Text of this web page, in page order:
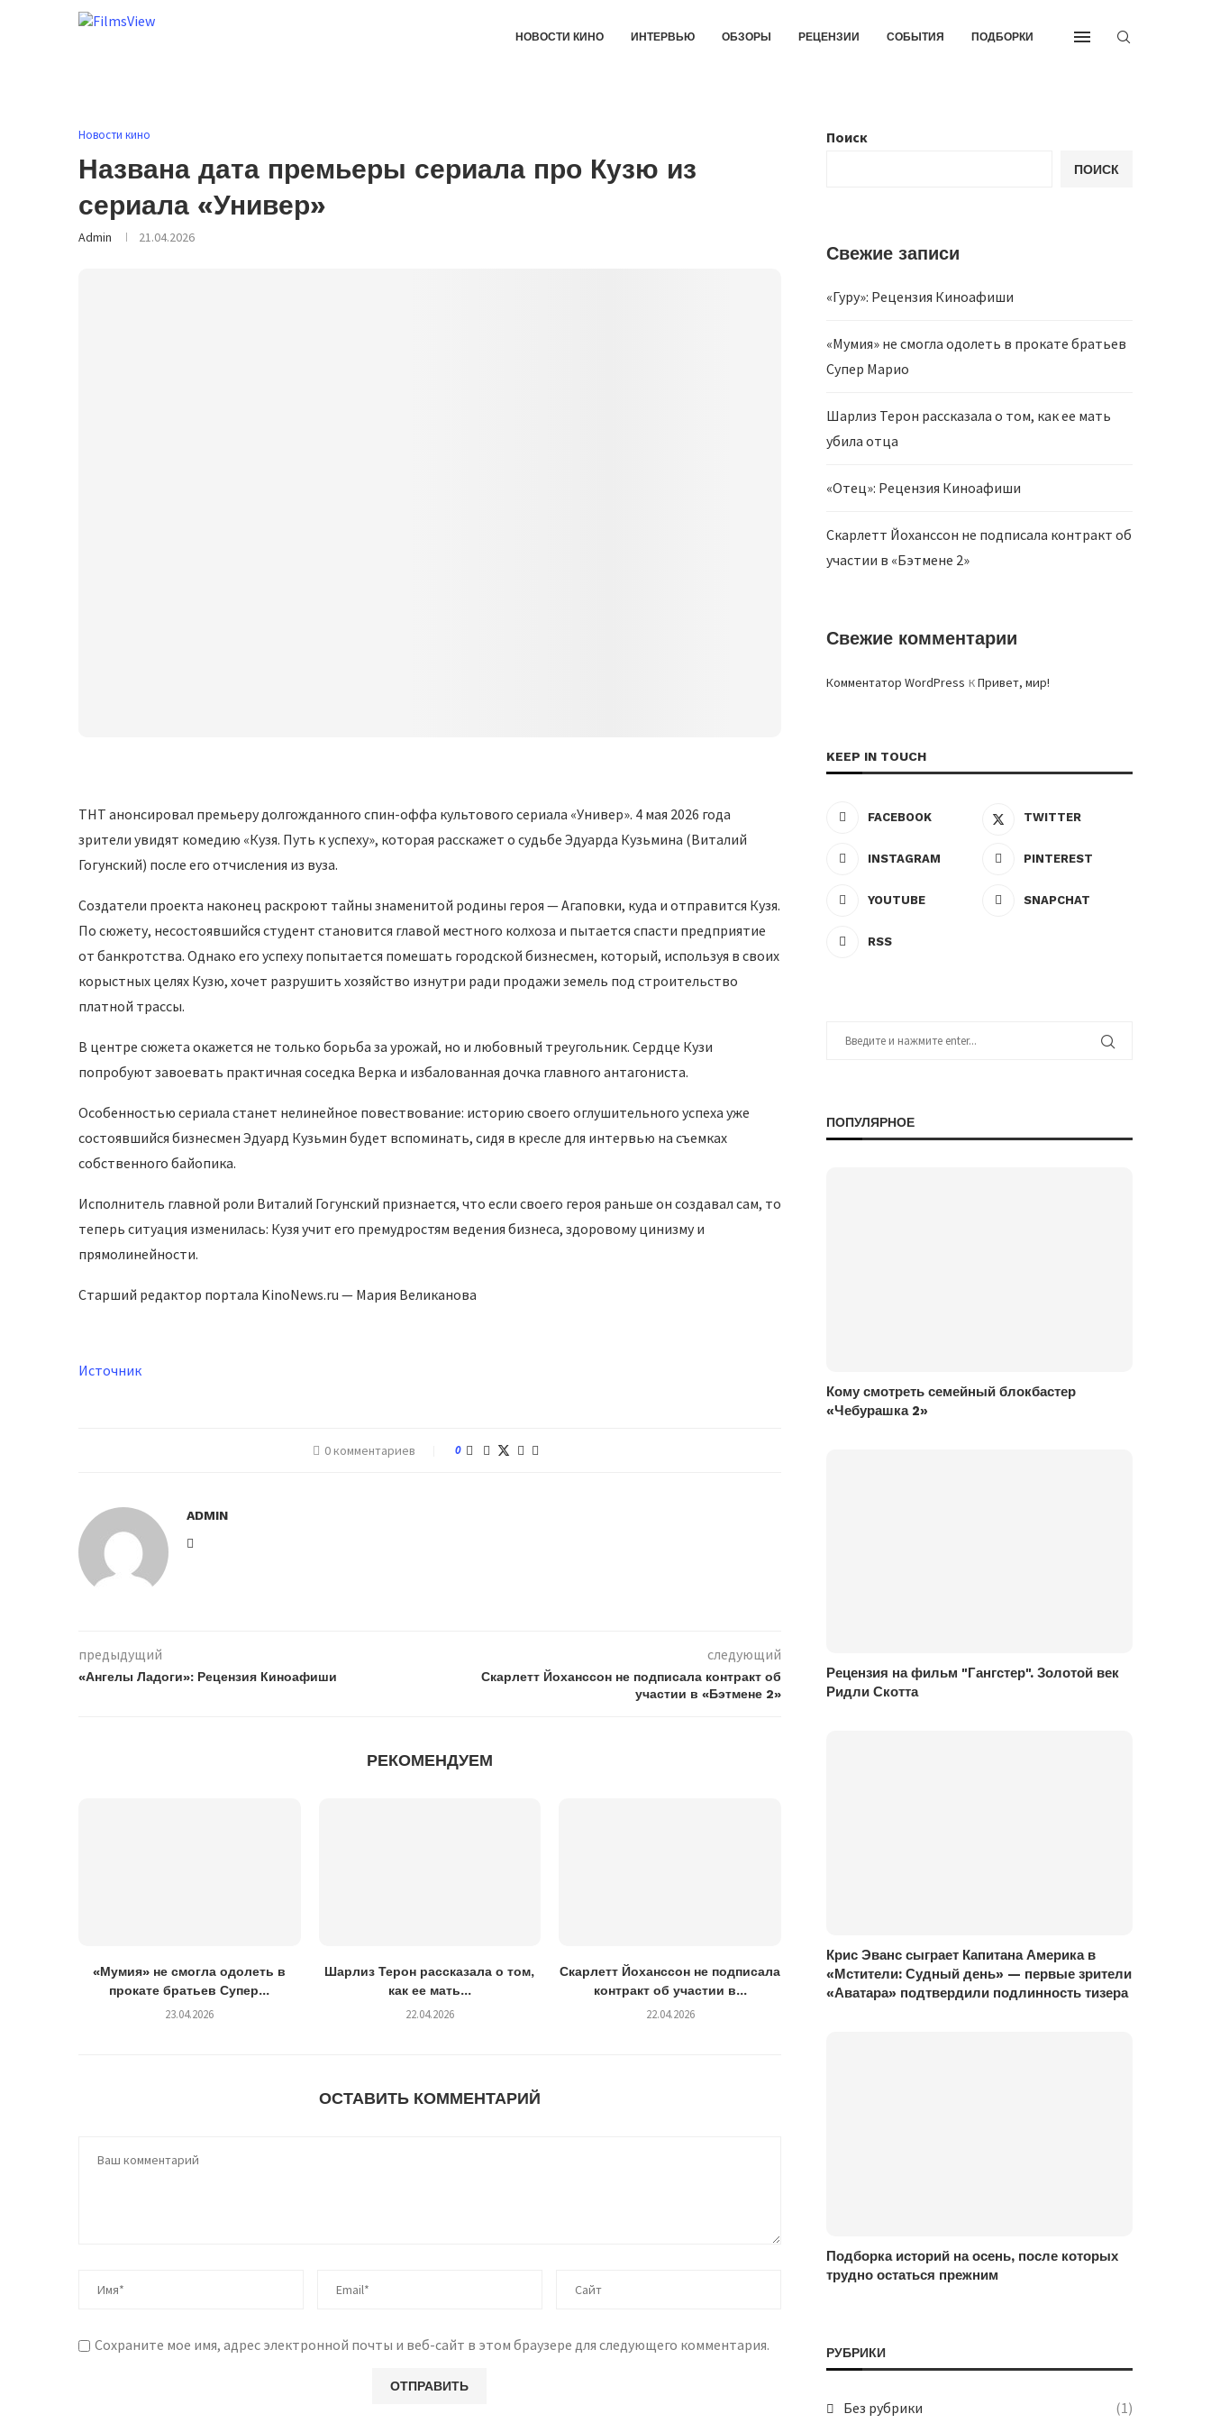
НОВОСТИ КИНО ИНТЕРВЬЮ ОБЗОРЫ РЕЦЕНЗИИ СОБЫТИЯ ПОДБОРКИ
Новости кино
Названа дата премьеры сериала про Кузю из
сериала «Универ»
Admin 21.04.2026
ТНТ анонсировал премьеру долгожданного спин-оффа культового сериала «Универ». 4 мая 2026 года
зрители увидят комедию «Кузя. Путь к успеху», которая расскажет о судьбе Эдуарда Кузьмина (Виталий
Гогунский) после его отчисления из вуза.
Создатели проекта наконец раскроют тайны знаменитой родины героя — Агаповки, куда и отправится Кузя.
По сюжету, несостоявшийся студент становится главой местного колхоза и пытается спасти предприятие
от банкротства. Однако его успеху попытается помешать городской бизнесмен, который, используя в своих
корыстных целях Кузю, хочет разрушить хозяйство изнутри ради продажи земель под строительство
платной трассы.
В центре сюжета окажется не только борьба за урожай, но и любовный треугольник. Сердце Кузи
попробуют завоевать практичная соседка Верка и избалованная дочка главного антагониста.
Особенностью сериала станет нелинейное повествование: историю своего оглушительного успеха уже
состоявшийся бизнесмен Эдуард Кузьмин будет вспоминать, сидя в кресле для интервью на съемках
собственного байопика.
Исполнитель главной роли Виталий Гогунский признается, что если своего героя раньше он создавал сам, то
теперь ситуация изменилась: Кузя учит его премудростям ведения бизнеса, здоровому цинизму и
прямолинейности.
Старший редактор портала KinoNews.ru — Мария Великанова
Источник
0 комментариев 0
ADMIN
предыдущий
«Ангелы Ладоги»: Рецензия Киноафиши
следующий
Скарлетт Йоханссон не подписала контракт об
участии в «Бэтмене 2»
РЕКОМЕНДУЕМ
«Мумия» не смогла одолеть в
прокате братьев Супер...
23.04.2026
Шарлиз Терон рассказала о том,
как ее мать...
22.04.2026
Скарлетт Йоханссон не подписала
контракт об участии в...
22.04.2026
ОСТАВИТЬ КОММЕНТАРИЙ
Сохраните мое имя, адрес электронной почты и веб-сайт в этом браузере для следующего комментария.
Поиск
ПОИСК
Свежие записи
«Гуру»: Рецензия Киноафиши
«Мумия» не смогла одолеть в прокате братьев
Супер Марио
Шарлиз Терон рассказала о том, как ее мать
убила отца
«Отец»: Рецензия Киноафиши
Скарлетт Йоханссон не подписала контракт об
участии в «Бэтмене 2»
Свежие комментарии
Комментатор WordPress кПривет, мир!
KEEP IN TOUCH
FACEBOOK TWITTER
INSTAGRAM PINTEREST
YOUTUBE SNAPCHAT
RSS
ПОПУЛЯРНОЕ
Кому смотреть семейный блокбастер
«Чебурашка 2»
Рецензия на фильм "Гангстер". Золотой век
Ридли Скотта
Крис Эванс сыграет Капитана Америка в
«Мстители: Судный день» — первые зрители
«Аватара» подтвердили подлинность тизера
Подборка историй на осень, после которых
трудно остаться прежним
РУБРИКИ
Без рубрики (1)